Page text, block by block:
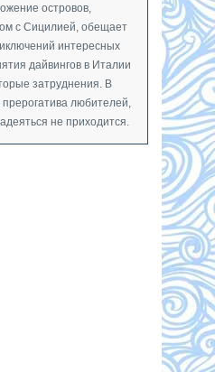
островов,
с Сицилией, обещает
интересных
дайвингов в Италии
затруднения. В
любителей,
не приходится.